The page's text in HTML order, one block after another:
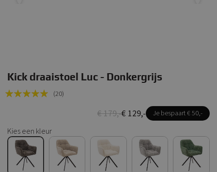
Kick draaistoel Luc - Donkergrijs
Rating:
(20)
Je bespaart € 50,-
€ 129,-
€ 179,-
Kies een kleur